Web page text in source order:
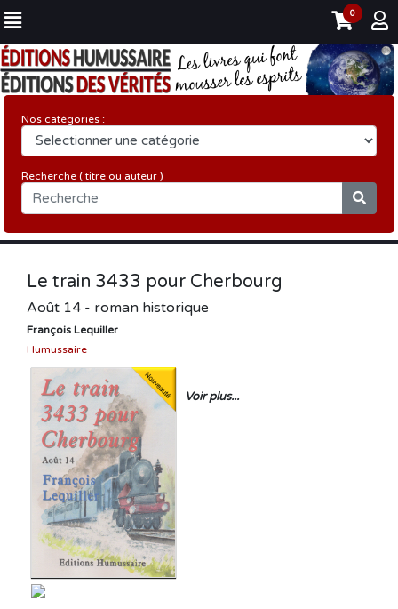
0
Nos catégories :
Recherche ( titre ou auteur )
Le train 3433 pour Cherbourg
Août 14 - roman historique
François Lequiller
Humussaire
Voir plus...